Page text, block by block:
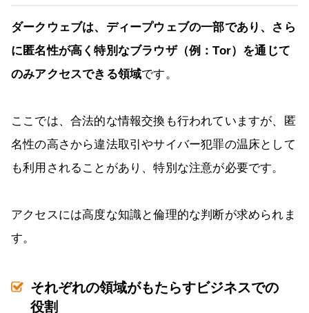
ダークウェブは、ディープウェブの一部であり、さら
に匿名性が高く特別なブラウザ（例：Tor）を通じて
のみアクセスできる領域です。
ここでは、合法的な情報交換も行われていますが、匿
名性の高さから違法取引やサイバー犯罪の温床として
も利用されることがあり、特別な注意が必要です。
アクセスには高度な知識と倫理的な判断が求められま
す。
それぞれの領域がもたらすビジネスでの
役割